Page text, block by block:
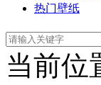
热门壁纸
当前位